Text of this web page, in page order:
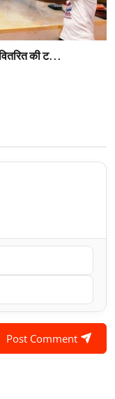
की ट...
Post Comment